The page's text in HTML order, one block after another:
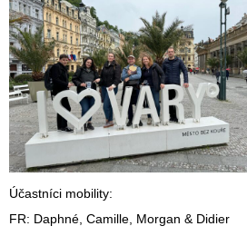
Účastníci mobility:
FR: Daphné, Camille, Morgan & Didier